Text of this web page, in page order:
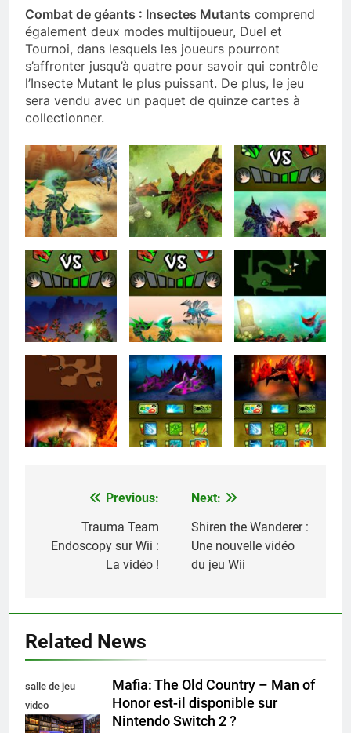
Combat de géants : Insectes Mutants comprend
également deux modes multijoueur, Duel et
Tournoi, dans lesquels les joueurs pourront
s’affronter jusqu’à quatre pour savoir qui contrôle
l’Insecte Mutant le plus puissant. De plus, le jeu
sera vendu avec un paquet de quinze cartes à
collectionner.
Navigation
l’article
Previous:
Trauma Team
Endoscopy sur Wii :
La vidéo !
Next:
Shiren the Wanderer :
Une nouvelle vidéo
du jeu Wii
Related News
salle de jeu
video
collectionneur
Mafia: The Old Country – Man of
Honor est-il disponible sur
Nintendo Switch 2 ?